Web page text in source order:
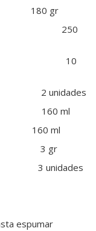
180 gr
250
10
160 ml
ml
3 gr
3 unidades
espumar